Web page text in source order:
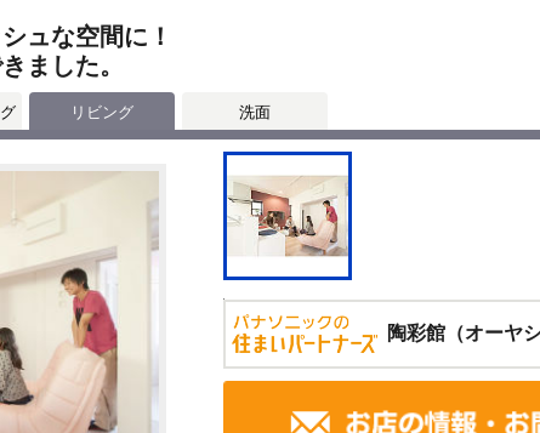
ュな空間に！
ました。
リビング 洗面
陶彩館（オーヤ